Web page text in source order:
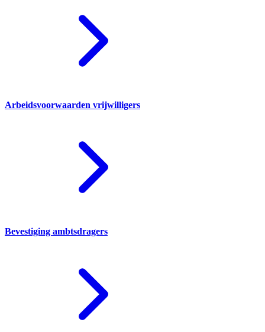
Arbeidsvoorwaarden vrijwilligers
Bevestiging ambtsdragers